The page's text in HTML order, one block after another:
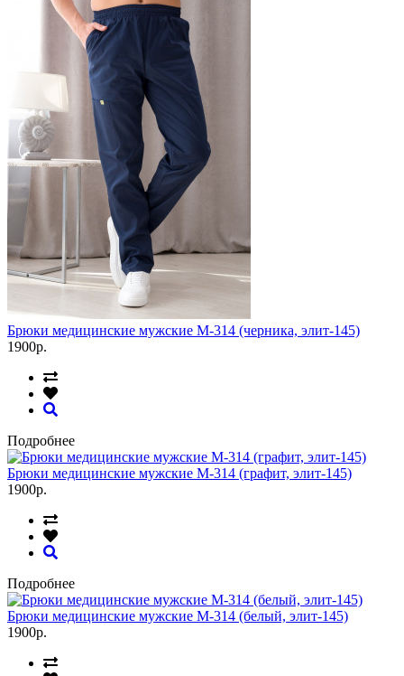
Брюки медицинские мужские М-314 (черника, элит-145)
1900р.
Подробнее
Брюки медицинские мужские М-314 (графит, элит-145)
1900р.
Подробнее
Брюки медицинские мужские М-314 (белый, элит-145)
1900р.